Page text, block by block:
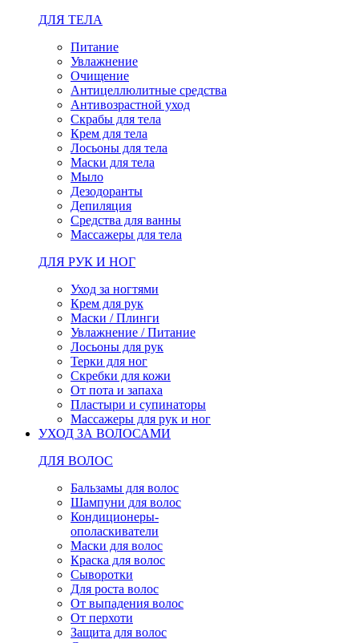
ДЛЯ ТЕЛА
Питание
Увлажнение
Очищение
Антицеллюлитные средства
Антивозрастной уход
Скрабы для тела
Крем для тела
Лосьоны для тела
Маски для тела
Мыло
Дезодоранты
Депиляция
Средства для ванны
Массажеры для тела
ДЛЯ РУК И НОГ
Уход за ногтями
Крем для рук
Маски / Плинги
Увлажнение / Питание
Лосьоны для рук
Терки для ног
Скребки для кожи
От пота и запаха
Пластыри и супинаторы
Массажеры для рук и ног
УХОД ЗА ВОЛОСАМИ
ДЛЯ ВОЛОС
Бальзамы для волос
Шампуни для волос
Кондиционеры-
ополаскиватели
Маски для волос
Краска для волос
Сыворотки
Для роста волос
От выпадения волос
От перхоти
Защита для волос